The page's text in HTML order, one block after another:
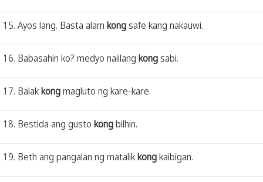
15. Ayos lang. Basta alam kongsafe kang nakauwi.
16. Babasahin ko? medyo naiilang kongsabi.
17. Balakkongmagluto ng kare-kare.
18. Bestida ang gusto kongbilhin.
19. Beth ang pangalan ng matalikkongkaibigan.